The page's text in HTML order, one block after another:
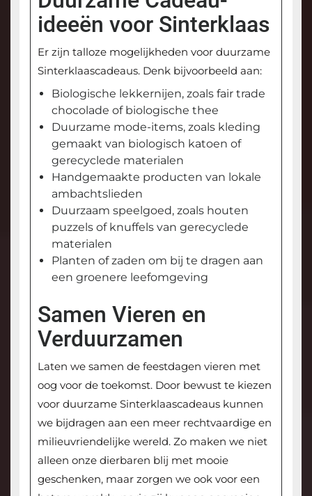
ideeën voor Sinterklaas
Er zijn talloze mogelijkheden voor duurzame
Sinterklaascadeaus. Denk bijvoorbeeld aan:
Biologische lekkernijen, zoals fair trade
chocolade of biologische thee
Duurzame mode-items, zoals kleding
gemaakt van biologisch katoen of
gerecyclede materialen
Handgemaakte producten van lokale
ambachtslieden
Duurzaam speelgoed, zoals houten
puzzels of knuffels van gerecyclede
materialen
Planten of zaden om bij te dragen aan
een groenere leefomgeving
Samen Vieren en
Verduurzamen
Laten we samen de feestdagen vieren met
oog voor de toekomst. Door bewust te kiezen
voor duurzame Sinterklaascadeaus kunnen
we bijdragen aan een meer rechtvaardige en
milieuvriendelijke wereld. Zo maken we niet
alleen onze dierbaren blij met mooie
geschenken, maar zorgen we ook voor een